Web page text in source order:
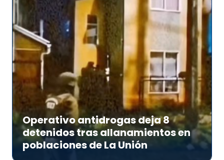
Operativo antidrogas deja 8
detenidos tras allanamientos en
poblaciones de La Unión